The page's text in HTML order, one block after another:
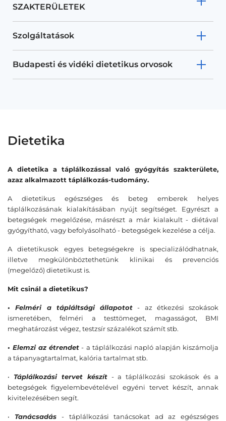
SZAKTERÜLETEK
Szolgáltatások
Budapesti és vidéki dietetikus orvosok
Dietetika
A dietetika a táplálkozással való gyógyítás szakterülete,
azaz alkalmazott táplálkozás-tudomány.
A dietetikus egészséges és beteg emberek helyes
táplálkozásának kialakításában nyújt segítséget. Egyrészt a
betegségek megelőzése, másrészt a már kialakult - diétával
gyógyítható, vagy befolyásolható - betegségek kezelése a célja.
A dietetikusok egyes betegségekre is specializálódhatnak,
illetve megkülönböztethetünk klinikai és prevenciós
(megelőző) dietetikust is.
Mit csinál a dietetikus?
• Felméri a tápláltsági állapotot - az étkezési szokások
ismeretében, felméri a testtömeget, magasságot, BMI
meghatározást végez, testzsír százalékot számít stb.
• Elemzi az étrendet - a táplálkozási napló alapján kiszámolja
a tápanyagtartalmat, kalória tartalmat stb.
• Táplálkozási tervet készít- a táplálkozási szokások és a
betegségek figyelembevételével egyéni tervet készít, annak
kivitelezésében segít.
• Tanácsadás- táplálkozási tanácsokat ad az egészséges